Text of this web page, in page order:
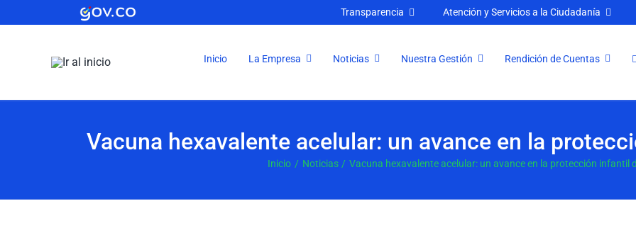
al
Transparencia Atención y Servicios a la Ciudadanía
Inicio La Empresa Noticias Nuestra Gestión Rendición de Cuentas
Vacuna hexavalente acelular: un avance en la
Inicio Noticias Vacuna hexavalente acelular: un avance en la protección infantil